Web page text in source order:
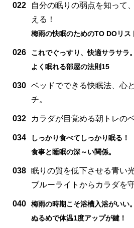
022
自分の眠りの弱点を知って
える！
梅雨の快眠のためのTO DOリス
026
これでぐっすり、快適サラサラ。
よく眠れる部屋の法則15
030 ベッドでできる快眠法、心
チ。
032 カラダが目覚める朝トレの
034
しっかり食べてしっかり眠る！
食事と睡眠の深～い関係。
038 眠りの質を低下させる青い光
ブルーライトからカラダを守
040
梅雨の時期こそ浴槽入浴がいい。
ぬるめで体温1度アップが鍵！